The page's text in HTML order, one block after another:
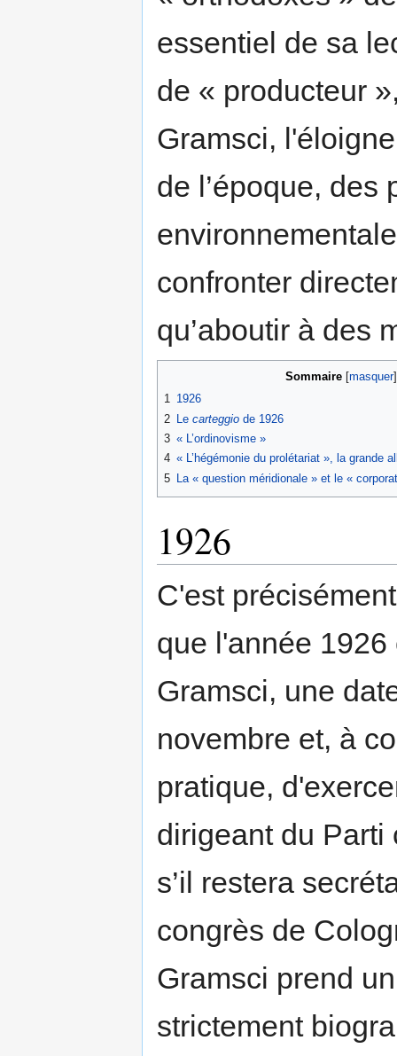
essentiel de sa
de « producteur
Gramsci,
de l’époque, des
confronter
qu’aboutir à des
Sommaire
1 1926
2 Le carteggio de 1926
3 « L’ordinovisme »
4 « L’hégémonie du prolétariat », la grande
5 La « question méridionale » et le «
1926
C'est
que l'année
Gramsci, une
novembre et, à
pratique,
dirigeant du Parti
s’il restera
congrès de
Gramsci prend
strictement